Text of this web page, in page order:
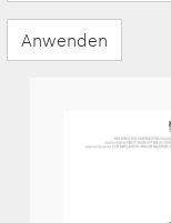
Anwenden